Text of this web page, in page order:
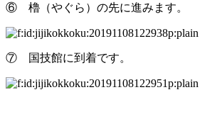
⑥ 櫓（やぐら）の先に進みます。
⑦ 国技館に到着です。